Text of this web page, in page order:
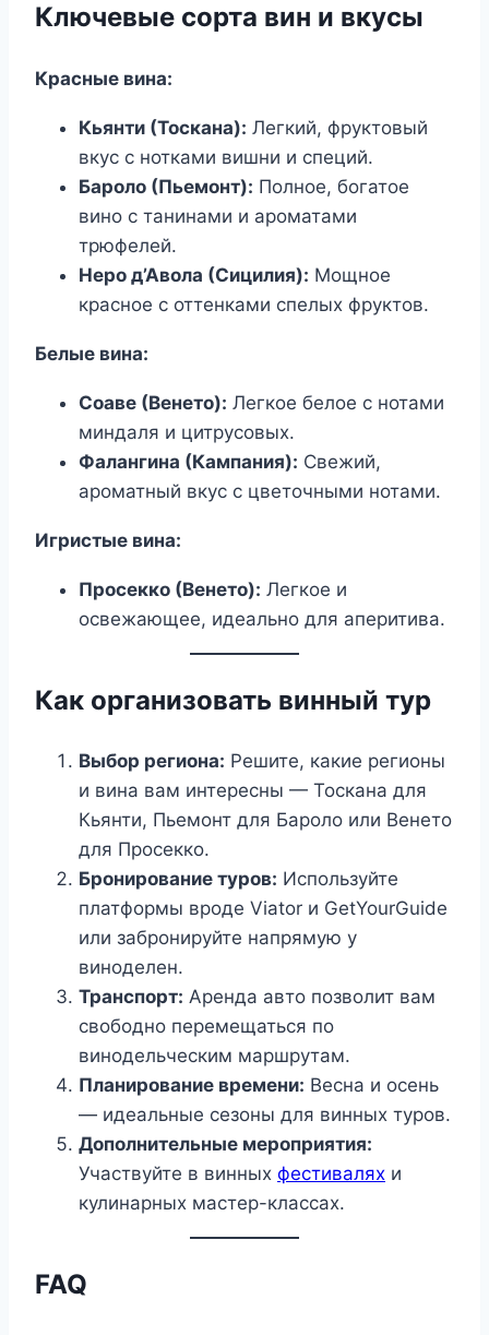
Ключевые сорта вин и вкусы
Красные вина:
Кьянти (Тоскана): Легкий, фруктовый
вкус с нотками вишни и специй.
Бароло (Пьемонт): Полное, богатое
вино с танинами и ароматами
трюфелей.
Неро д’Авола (Сицилия): Мощное
красное с оттенками спелых фруктов.
Белые вина:
Соаве (Венето): Легкое белое с нотами
миндаля и цитрусовых.
Фалангина (Кампания): Свежий,
ароматный вкус с цветочными нотами.
Игристые вина:
Просекко (Венето): Легкое и
освежающее, идеально для аперитива.
Как организовать винный тур
Выбор региона: Решите, какие регионы
и вина вам интересны — Тоскана для
Кьянти, Пьемонт для Бароло или Венето
для Просекко.
Бронирование туров: Используйте
платформы вроде Viator и GetYourGuide
или забронируйте напрямую у
виноделен.
Транспорт: Аренда авто позволит вам
свободно перемещаться по
винодельческим маршрутам.
Планирование времени: Весна и осень
— идеальные сезоны для винных туров.
Дополнительные мероприятия:
Участвуйте в винных фестивалях и
кулинарных мастер-классах.
FAQ